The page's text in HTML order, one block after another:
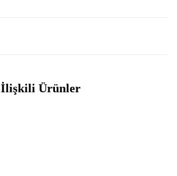
İlişkili Ürünler